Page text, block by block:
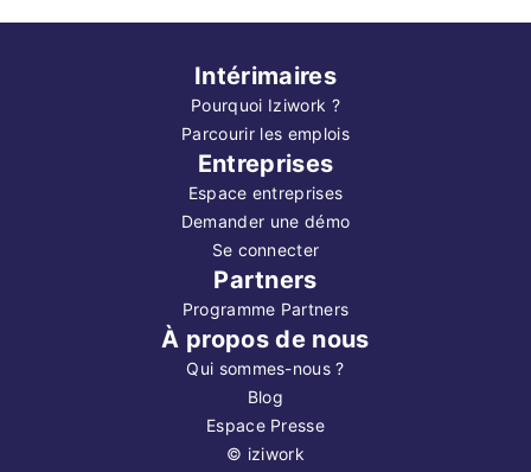
Intérimaires
Pourquoi Iziwork ?
Parcourir les emplois
Entreprises
Espace entreprises
Demander une démo
Se connecter
Partners
Programme Partners
À propos de nous
Qui sommes-nous ?
Blog
Espace Presse
© iziwork